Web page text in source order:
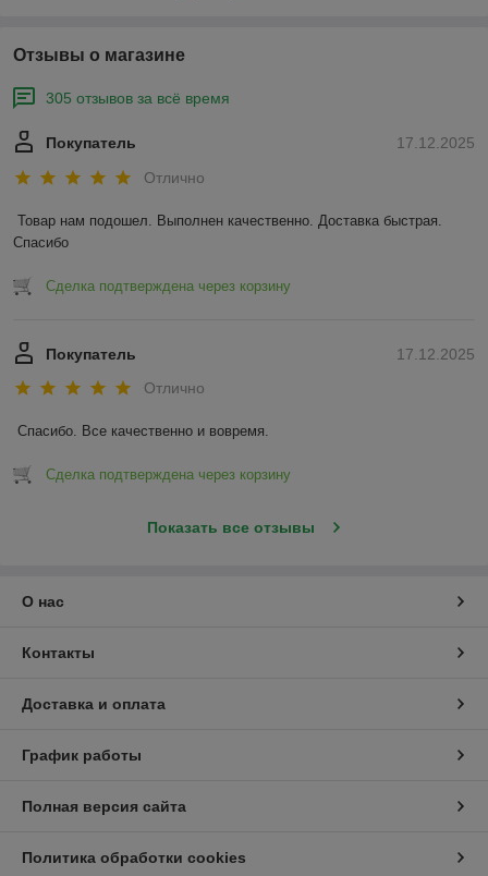
Отзывы о магазине
305 отзывов за всё время
17.12.2025
Покупатель
Отлично
Товар нам подошел. Выполнен качественно. Доставка быстрая.
Спасибо
Сделка подтверждена через корзину
17.12.2025
Покупатель
Отлично
Спасибо. Все качественно и вовремя.
Сделка подтверждена через корзину
Показать все отзывы
О нас
Контакты
Доставка и оплата
График работы
Полная версия сайта
Политика обработки cookies